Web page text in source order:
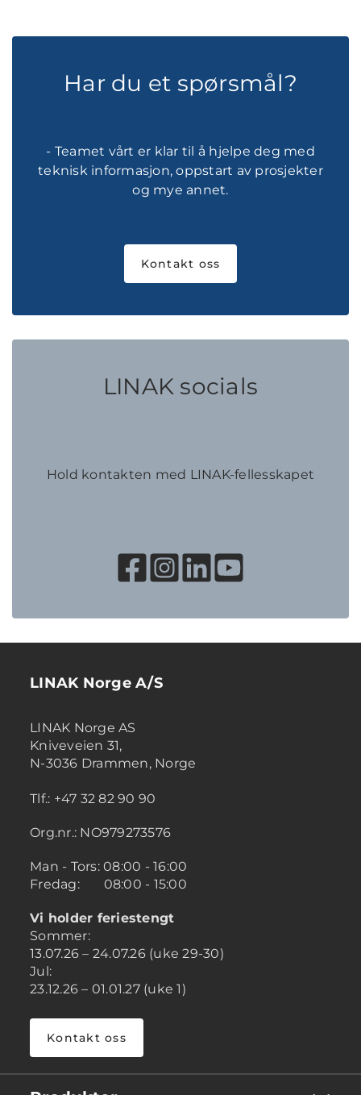
Har du et spørsmål?
- Teamet vårt er klar til å hjelpe deg med
teknisk informasjon, oppstart av prosjekter
og mye annet.
Kontakt oss
LINAK socials
Hold kontakten med LINAK-fellesskapet
LINAK Norge A/S
LINAK Norge AS
Kniveveien 31,
N-3036 Drammen, Norge
Tlf.: +47 32 82 90 90
Org.nr.: NO979273576
Man - Tors: 08:00 - 16:00
Fredag: 08:00 - 15:00
Vi holder feriestengt
Sommer:
13.07.26 – 24.07.26 (uke 29-30)
Jul:
23.12.26 – 01.01.27 (uke 1)
Kontakt oss